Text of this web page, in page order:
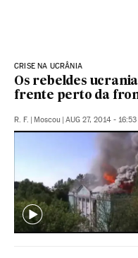
CRISE NA UCRÂNIA
Os rebeldes
frente perto da
R. F. Moscou AUG 27, 2014 - 16:53